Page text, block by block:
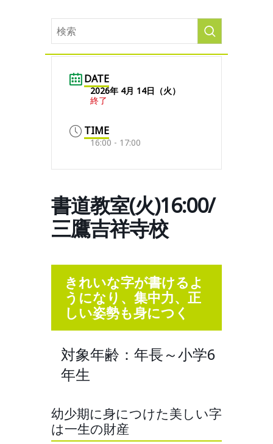
DATE
2026年 4月 14日（火）
終了
TIME
16:00 - 17:00
書道教室(火)16:00/
三鷹吉祥寺校
きれいな字が書けるよ
うになり、集中力、正
しい姿勢も身につく
対象年齢：年長～小学6
年生
幼少期に身につけた美しい字
は一生の財産